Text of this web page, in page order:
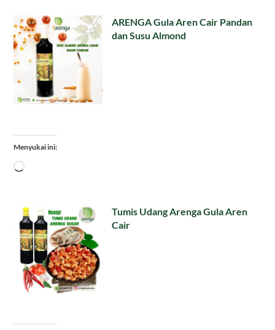
ARENGA Gula Aren Cair Pandan
dan Susu Almond
Menyukai ini:
Memuat...
Tumis Udang Arenga Gula Aren
Cair